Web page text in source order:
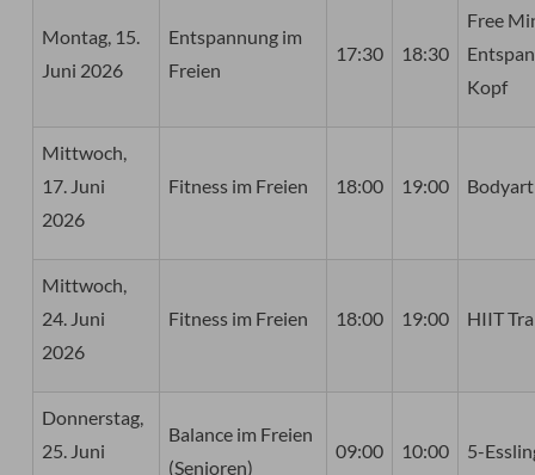
Montag, 15.
Juni 2026
Entspannung im
Freien
17:30 18:30
Free
Kopf
Mittwoch,
17. Juni
2026
Fitness im Freien 18:00 19:00 Bodyart
Mittwoch,
24. Juni
2026
Fitness im Freien 18:00 19:00 HIIT
Donnerstag,
25. Juni
Balance im Freien
(Senioren)
09:00 10:00 5-